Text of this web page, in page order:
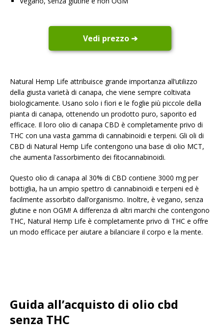
Vedi prezzo ➔
Natural Hemp Life attribuisce grande importanza all’utilizzo
della giusta varietà di canapa, che viene sempre coltivata
biologicamente. Usano solo i fiori e le foglie più piccole della
pianta di canapa, ottenendo un prodotto puro, saporito ed
efficace. Il loro olio di canapa CBD è completamente privo di
THC con una vasta gamma di cannabinoidi e terpeni. Gli oli di
CBD di Natural Hemp Life contengono una base di olio MCT,
che aumenta l’assorbimento dei fitocannabinoidi.
Questo olio di canapa al 30% di CBD contiene 3000 mg per
bottiglia, ha un ampio spettro di cannabinoidi e terpeni ed è
facilmente assorbito dall’organismo. Inoltre, è vegano, senza
glutine e non OGM! A differenza di altri marchi che contengono
THC, Natural Hemp Life è completamente privo di THC e offre
un modo efficace per aiutare a bilanciare il corpo e la mente.
Guida all’acquisto di olio cbd
senza THC